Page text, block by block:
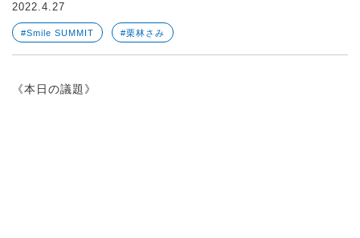
2022.4.27
#Smile SUMMIT #栗林さみ
《本日の議題》